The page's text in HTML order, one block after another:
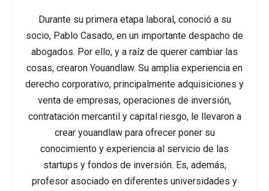
Durante su primera etapa laboral, conoció a su
socio, Pablo Casado, en un importante despacho de
abogados. Por ello, y a raíz de querer cambiar las
cosas, crearon Youandlaw. Su amplia experiencia en
derecho corporativo, principalmente adquisiciones y
venta de empresas, operaciones de inversión,
contratación mercantil y capital riesgo, le llevaron a
crear youandlaw para ofrecer poner su
conocimiento y experiencia al servicio de las
startups y fondos de inversión. Es, además,
profesor asociado en diferentes universidades y